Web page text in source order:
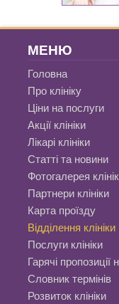
МЕНЮ
Головна
Про клініку
Ціни на послуги
Акції клініки
Лікарі клініки
Статті та новини
Фотогалерея
Партнери клініки
Карта проїзду
Відділення клініки
Послуги клініки
Гарячі пропозиції
Словник термінів
Розвиток клініки